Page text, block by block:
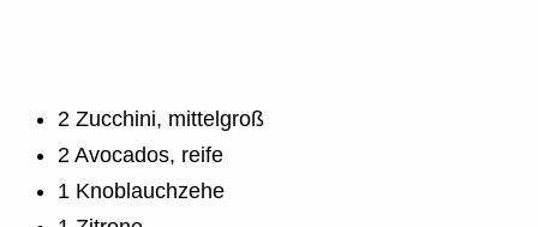
2 Zucchini, mittelgroß
2 Avocados, reife
1 Knoblauchzehe